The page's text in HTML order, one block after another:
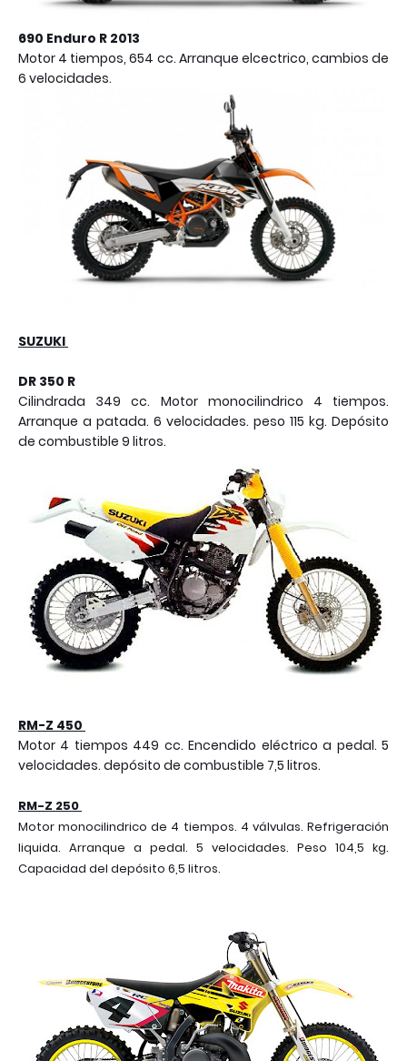
690 Enduro R 2013
Motor 4 tiempos, 654 cc. Arranque elcectrico, cambios de
6 velocidades.
SUZUKI
DR 350 R
Cilindrada 349 cc. Motor monocilindrico 4 tiempos.
Arranque a patada. 6 velocidades. peso 115 kg. Depósito
de combustible 9 litros.
RM-Z 450
Motor 4 tiempos 449 cc. Encendido eléctrico a pedal. 5
velocidades. depósito de combustible 7,5 litros.
RM-Z 250
Motor monocilindrico de 4 tiempos. 4 válvulas. Refrigeración
liquida. Arranque a pedal. 5 velocidades. Peso 104,5 kg.
Capacidad del depósito 6,5 litros.